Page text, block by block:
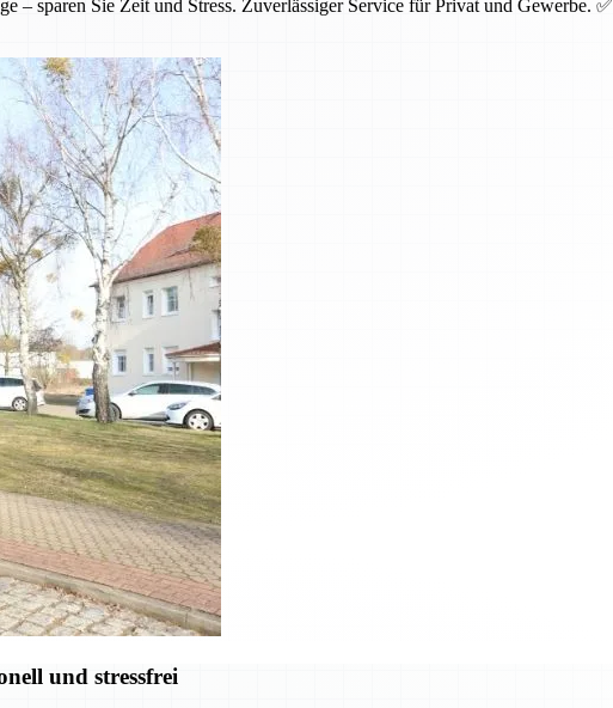
– sparen Sie Zeit und Stress. Zuverlässiger Service für Privat und Gewerbe. ✅
und stressfrei